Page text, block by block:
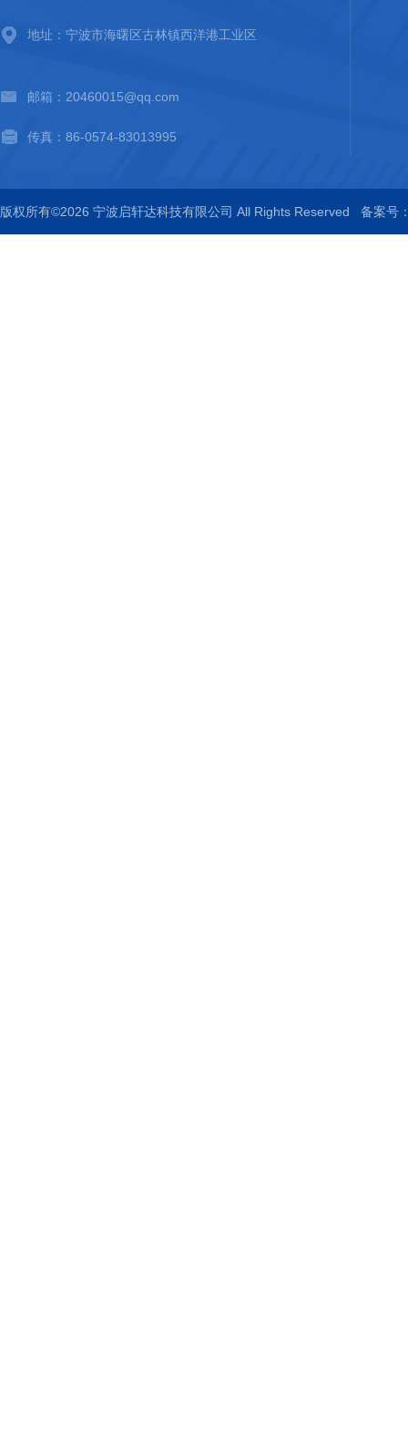
地址：宁波市海曙区古林镇西洋港工业区
邮箱：20460015@qq.com
传真：86-0574-83013995
版权所有©2026 宁波启轩达科技有限公司 All Rights Reserved 备案号